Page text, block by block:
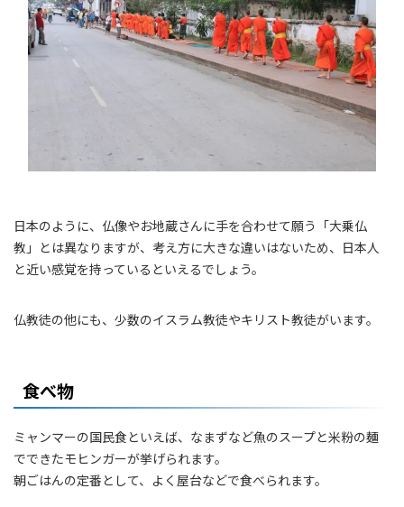
日本のように、仏像やお地蔵さんに手を合わせて願う「大乗仏
教」とは異なりますが、考え方に大きな違いはないため、日本人
と近い感覚を持っているといえるでしょう。
仏教徒の他にも、少数のイスラム教徒やキリスト教徒がいます。
食べ物
ミャンマーの国民食といえば、なまずなど魚のスープと米粉の麺
でできたモヒンガーが挙げられます。
朝ごはんの定番として、よく屋台などで食べられます。